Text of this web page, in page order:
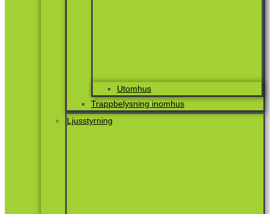
Utomhus
Trappbelysning inomhus
Ljusstyrning